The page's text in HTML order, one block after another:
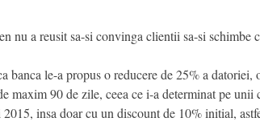
nu a reusit sa-si convinga clientii sa-si schimbe
banca le-a propus o reducere de 25% a
maxim 90 de zile, ceea ce i-a determinat pe
insa doar cu un discount de 10% initial,